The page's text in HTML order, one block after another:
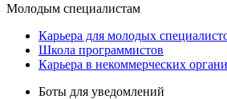
Молодым специалистам
Карьера для молодых
Школа программистов
Карьера в некоммерческих
Боты для уведомлений